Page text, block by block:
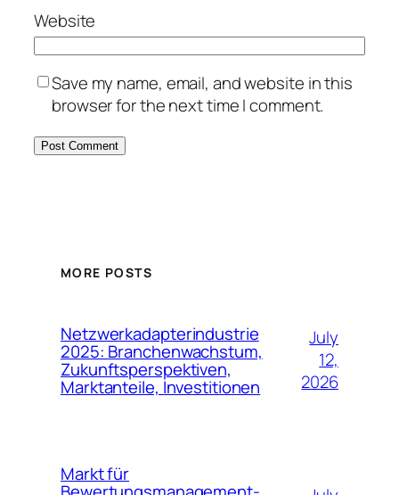
Website
Save my name, email, and website in this
browser for the next time I comment.
MORE POSTS
Netzwerkadapterindustrie
2025: Branchenwachstum,
Zukunftsperspektiven,
Marktanteile, Investitionen
July
12,
2026
Markt für